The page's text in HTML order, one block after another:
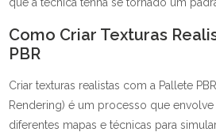
Como Criar Texturas
PBR
Criar texturas realistas com a Pallete
Rendering) é um processo que
diferentes mapas e técnicas para